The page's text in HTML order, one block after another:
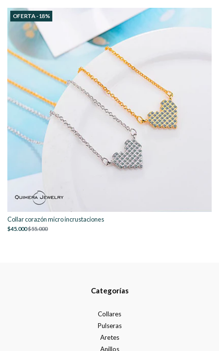
OFERTA -18%
Collar corazón micro incrustaciones
$45.000$55.000
Categorías
Collares
Pulseras
Aretes
Anillos